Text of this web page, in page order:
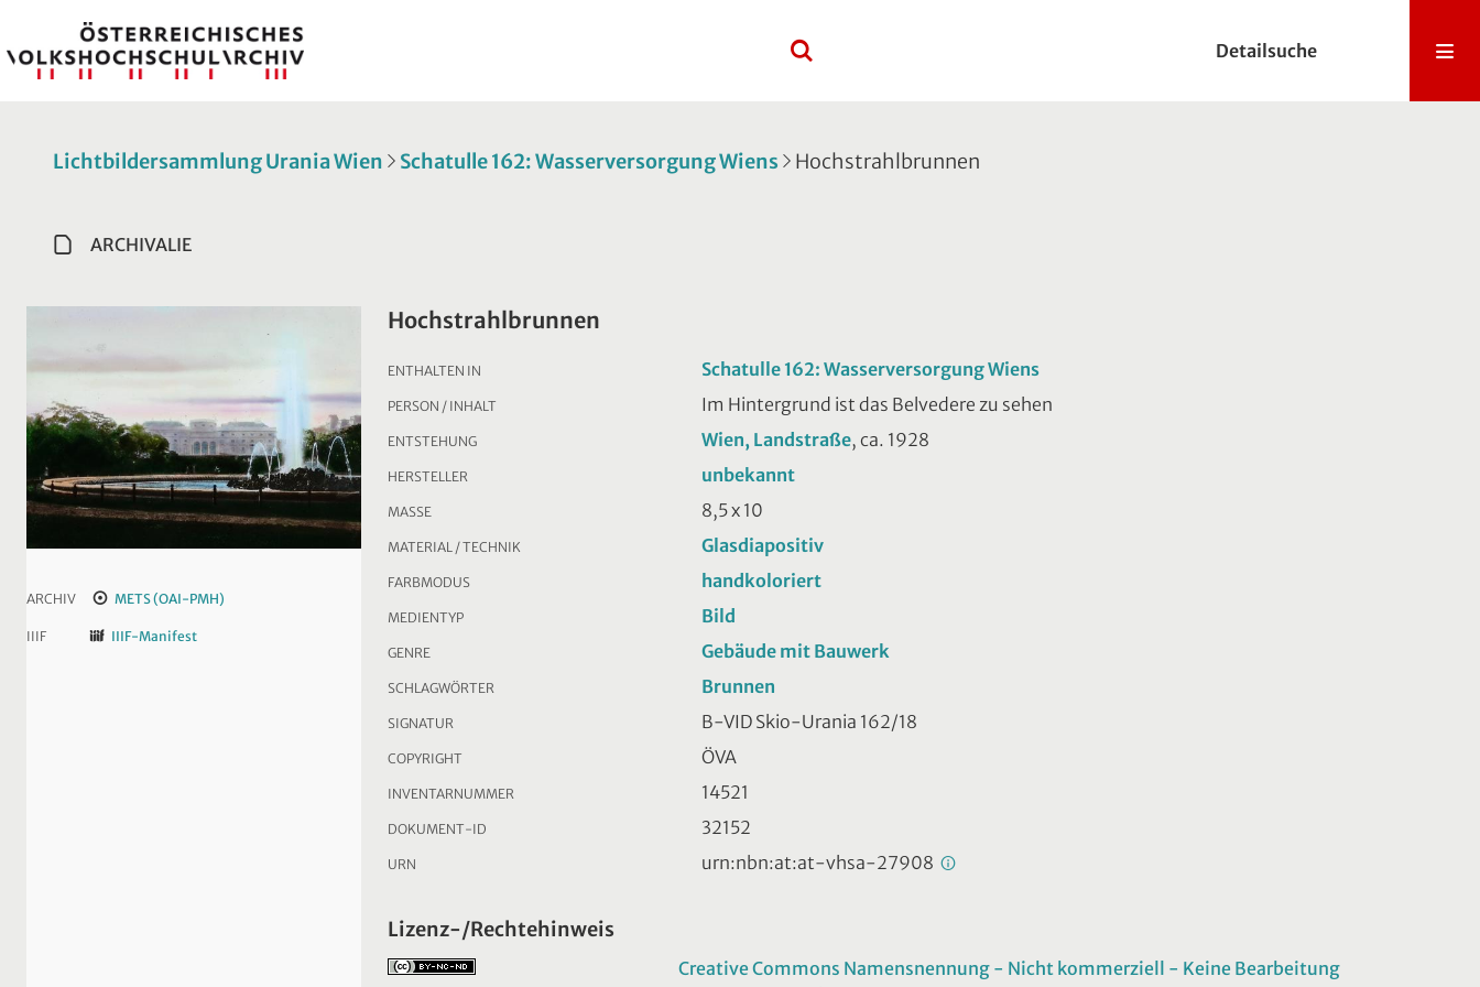
Detailsuche
Lichtbildersammlung Urania Wien Schatulle 162: Wasserversorgung Wiens Hochstrahlbrunnen
ARCHIVALIE
ARCHIV METS (OAI-PMH)
IIIF IIIF-Manifest
Hochstrahlbrunnen
ENTHALTEN IN Schatulle 162: Wasserversorgung Wiens
PERSON / INHALT Im Hintergrund ist das Belvedere zu sehen
ENTSTEHUNG Wien, Landstraße, ca. 1928
HERSTELLER unbekannt
MASSE 8,5 x 10
MATERIAL / TECHNIK Glasdiapositiv
FARBMODUS handkoloriert
MEDIENTYP Bild
GENRE Gebäude mit Bauwerk
SCHLAGWÖRTER Brunnen
SIGNATUR B-VID Skio-Urania 162/18
COPYRIGHT ÖVA
INVENTARNUMMER 14521
DOKUMENT-ID 32152
URN urn:nbn:at:at-vhsa-27908
Lizenz-/Rechtehinweis
Creative Commons Namensnennung - Nicht kommerziell - Keine Bearbeitung